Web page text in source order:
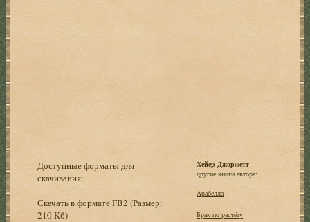
Доступные форматы для
скачивания:
Скачать в формате FB2 (Размер:
210 Кб)
Хейер Джоржетт
другие книги автора:
Арабелла
Брак по расчёту